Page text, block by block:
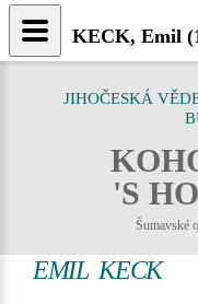
JIHOČESKÁ
'S
Šumavské
EMIL KECK
KECK, Emil